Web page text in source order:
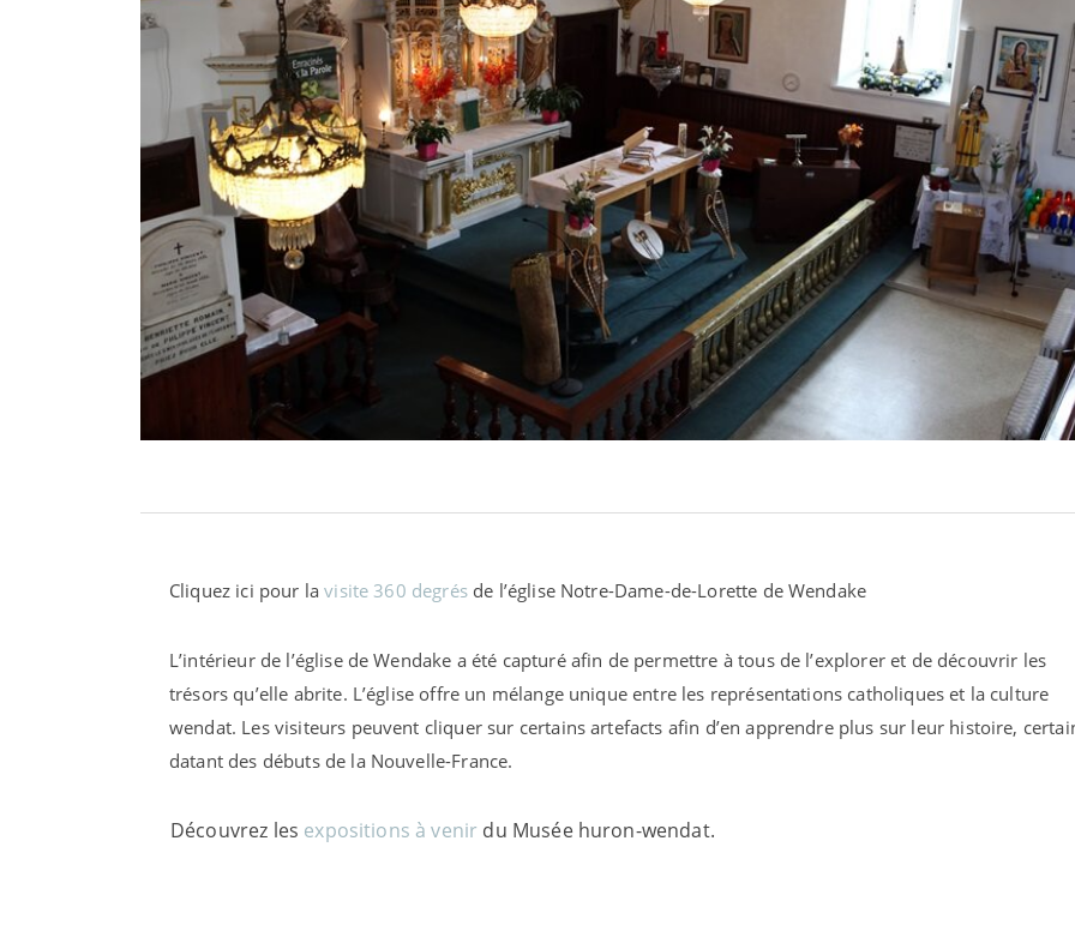
Cliquez ici pour lavisite 360 degrésde l’église Notre-Dame-de-Lorette de Wendake
L’intérieur de l’église de Wendake a été capturé afin de permettre à tous de l’explorer et de découvrir les
trésors qu’elle abrite. L’église offre un mélange unique entre les représentations catholiques et la culture
wendat. Les visiteurs peuvent cliquer sur certains artefacts afin d’en apprendre plus sur leur histoire,
datant des débuts de la Nouvelle-France.
Découvrez les expositions à venir du Musée huron-wendat.